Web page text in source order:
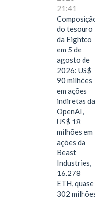
21:41
Composição
do tesouro
da Eightco
em 5 de
agosto de
2026: US$
90 milhões
em ações
indiretas da
OpenAI,
US$ 18
milhões em
ações da
Beast
Industries,
16.278
ETH, quase
302 milhões